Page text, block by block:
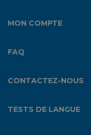
MON COMPTE
FAQ
CONTACTEZ-NOUS
TESTS DE LANGUE